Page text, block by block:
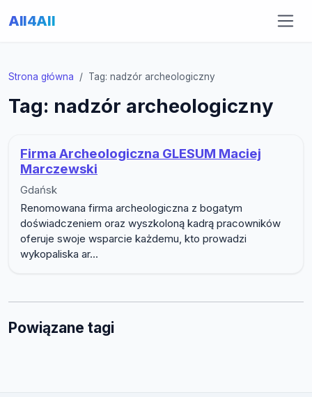
All4All
Strona główna Tag: nadzór archeologiczny
Tag: nadzór archeologiczny
Firma Archeologiczna GLESUM Maciej
Marczewski
Gdańsk
Renomowana firma archeologiczna z bogatym
doświadczeniem oraz wyszkoloną kadrą pracowników
oferuje swoje wsparcie każdemu, kto prowadzi
wykopaliska ar...
Powiązane tagi